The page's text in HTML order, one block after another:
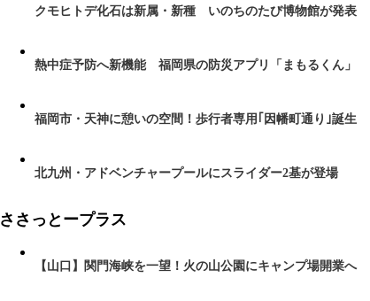
クモヒトデ化石は新属・新種 いのちのたび博物館が発表
熱中症予防へ新機能 福岡県の防災アプリ「まもるくん」
福岡市・天神に憩いの空間！歩行者専用｢因幡町通り｣誕生
北九州・アドベンチャープールにスライダー2基が登場
ささっとープラス
【山口】関門海峡を一望！火の山公園にキャンプ場開業へ